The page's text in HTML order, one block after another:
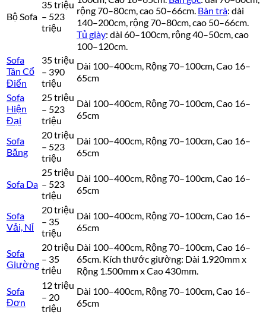
Bộ Sofa
35 triệu
– 523
triệu
rộng 70–80cm, cao 50–66cm. Bàn trà: dài
140–200cm, rộng 70–80cm, cao 50–66cm.
Tủ giày: dài 60–100cm, rộng 40–50cm, cao
100–120cm.
Sofa
Tân Cổ
Điển
35 triệu
– 390
triệu
Dài 100–400cm, Rộng 70–100cm, Cao 16–
65cm
Sofa
Hiện
Đại
25 triệu
– 523
triệu
Dài 100–400cm, Rộng 70–100cm, Cao 16–
65cm
Sofa
Băng
20 triệu
– 523
triệu
Dài 100–400cm, Rộng 70–100cm, Cao 16–
65cm
Sofa Da
25 triệu
– 523
triệu
Dài 100–400cm, Rộng 70–100cm, Cao 16–
65cm
Sofa
Vải, Nỉ
20 triệu
– 35
triệu
Dài 100–400cm, Rộng 70–100cm, Cao 16–
65cm
Sofa
Giường
20 triệu
– 35
triệu
Dài 100–400cm, Rộng 70–100cm, Cao 16–
65cm. Kích thước giường: Dài 1.920mm x
Rộng 1.500mm x Cao 430mm.
Sofa
Đơn
12 triệu
– 20
triệu
Dài 100–400cm, Rộng 70–100cm, Cao 16–
65cm